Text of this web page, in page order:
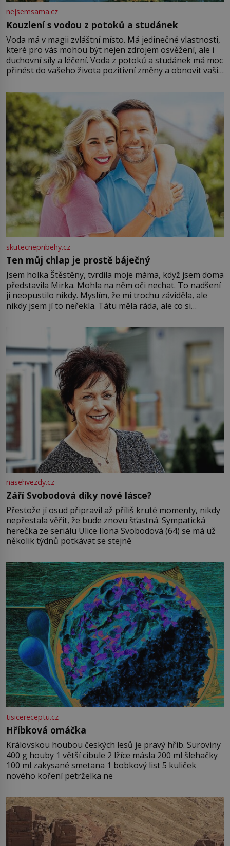
nejsemsama.cz
Kouzlení s vodou z potoků a studánek
Voda má v magii zvláštní místo. Má jedinečné vlastnosti,
které pro vás mohou být nejen zdrojem osvěžení, ale i
duchovní síly a léčení. Voda z potoků a studánek má moc
přinést do vašeho života pozitivní změny a obnovit vaši
můžete obohatit své rituály a přinést do svého života
větší harmonii a klid. Je důležité
skutecnepribehy.cz
Ten můj chlap je prostě báječný
Jsem holka Štěstěny, tvrdila moje máma, když jsem doma
představila Mirka. Mohla na něm oči nechat. To nadšení
ji neopustilo nikdy. Myslím, že mi trochu záviděla, ale
nikdy jsem jí to neřekla. Tátu měla ráda, ale co si
Jsme spolu moc rádi Tehdy byla jiná doba, když
nasehvezdy.cz
Září Svobodová díky nové lásce?
Přestože jí osud připravil až příliš kruté momenty, nikdy
nepřestala věřit, že bude znovu šťastná. Sympatická
herečka ze seriálu Ulice Ilona Svobodová (64) se má už
několik týdnů potkávat se stejně
tisicereceptu.cz
Hříbková omáčka
Královskou houbou českých lesů je pravý hřib. Suroviny
400 g houby 1 větší cibule 2 lžíce másla 200 ml šlehačky
100 ml zakysané smetana 1 bobkový list 5 kuliček
nového koření petrželka ne